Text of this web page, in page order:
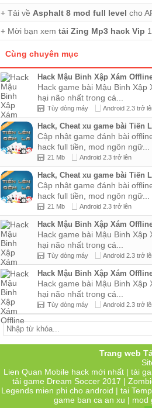
+ Tải về Asphalt 8 mod full level cho
+ Mời bạn xem tải Zing Mp3 hack Vip
Cùng chuyên mục
Hack Mậu Binh Xập Xám
Hack game bài Mậu Binh
hại não nhất trong cá...
Tùy dòng máy Android 2.3 trở
Hack, Cheat xu game bài Tiến
Cập nhật game đánh bài
hack full tiền, mod ngôn ngữ...
21 Mb Android 2.3 trở lên
Hack, Cheat xu game bài Tiến
Cập nhật game đánh bài
hack full tiền, mod ngôn ngữ...
21 Mb Android 2.3 trở lên
Hack Mậu Binh Xập Xám
Hack game bài Mậu Binh
hại não nhất trong cá...
Tùy dòng máy Android 2.3 trở
Hack Mậu Binh Xập Xám
Hack game bài Mậu Binh
hại não nhất trong cá...
Tùy dòng máy Android 2.3 trở
Trang web
Lien Quan Mobile hack mới nhất | tải
tải game Dream Soccer 2017 |
Legends mien phi cho android | tai
game ban ca an xu | mod